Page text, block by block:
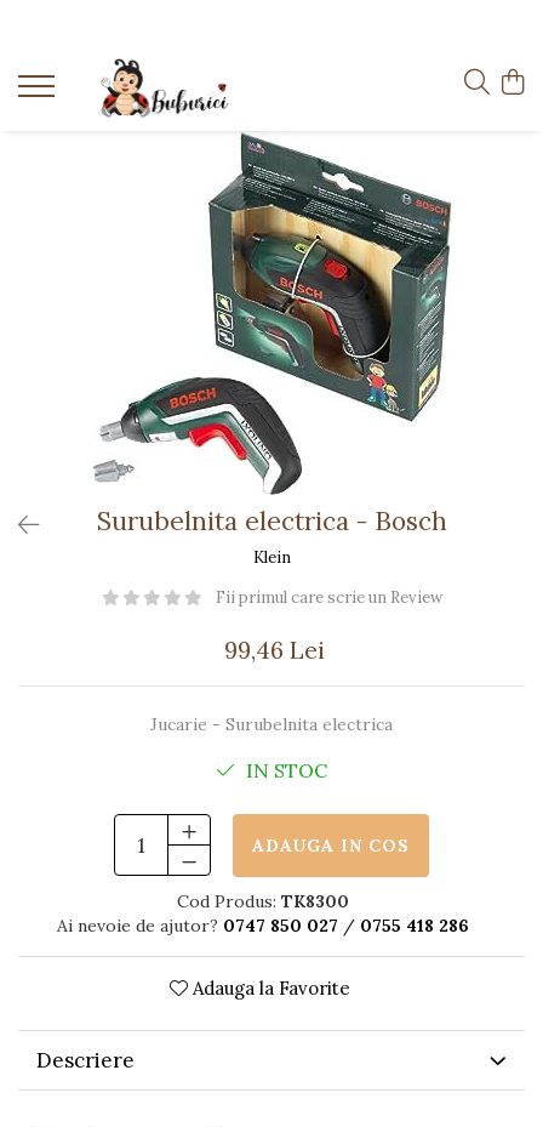
Categorii
Surubelnita electrica - Bosch
Klein
Fii primul care scrie un Review
99,46 Lei
Jucarie - Surubelnita electrica
IN STOC
ADAUGA IN COS
Cod Produs: TK8300
Ai nevoie de ajutor? 0747 850 027 / 0755 418 286
Adauga la Favorite
Descriere